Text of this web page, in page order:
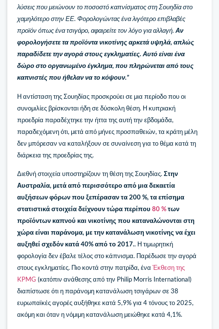
λύσεις που μειώνουν το ποσοστό καπνίσματος στη Σουηδία στο
χαμηλότερο στην ΕΕ. Φορολογώντας ένα λιγότερο επιβλαβές
προϊόν όπως ένα τσιγάρο, αφαιρείτε τον λόγο για αλλαγή. Αν
φορολογήσετε τα προϊόντα νικοτίνης αρκετά υψηλά, απλώς
παραδίδετε την αγορά στους εγκληματίες. Αυτό είναι ένα
δώρο στο οργανωμένο έγκλημα, που πληρώνεται από τους
καπνιστές που ήθελαν να το κόψουν.”
Η αντίσταση της Σουηδίας προσκρούει σε μια περίοδο που οι
συνομιλίες βρίσκονται ήδη σε δύσκολη θέση. Η κυπριακή
προεδρία παραδέχτηκε την ήττα της αυτή την εβδομάδα,
παραδεχόμενη ότι, μετά από μήνες προσπαθειών, τα κράτη μέλη
δεν μπόρεσαν να καταλήξουν σε συναίνεση για το θέμα κατά τη
διάρκεια της προεδρίας της.
Διεθνή στοιχεία υποστηρίζουν τη θέση της Σουηδίας. Στην
Αυστραλία, μετά από περισσότερο από μια δεκαετία
αυξήσεων φόρων που ξεπέρασαν τα 200 %, τα επίσημα
στατιστικά στοιχεία δείχνουν τώρα περίπου 80 %των
προϊόντων καπνού και νικοτίνης που καταναλώνονται στη
χώρα είναι παράνομα, με την κατανάλωση νικοτίνης να έχει
αυξηθεί σχεδόν κατά 40% από το 2017.. Η τιμωρητική
φορολογία δεν έβαλε τέλος στο κάπνισμα. Παρέδωσε την αγορά
στους εγκληματίες. Πιο κοντά στην πατρίδα, ένα Έκθεση της
KPMG (κατόπιν ανάθεσης από την Philip Morris International)
διαπίστωσε ότι η παράνομη κατανάλωση τσιγάρων σε 38
ευρωπαϊκές αγορές αυξήθηκε κατά 5,9% για 4 τόνους το 2025,
ακόμη και όταν η νόμιμη κατανάλωση μειώθηκε κατά 4,1%.